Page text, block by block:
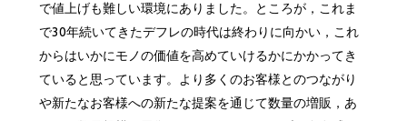
で値上げも難しい環境にありました。ところが，これま
で30年続いてきたデフレの時代は終わりに向かい，これ
からはいかにモノの価値を高めていけるかにかかってき
ていると思っています。より多くのお客様とのつながり
や新たなお客様への新たな提案を通じて数量の増販，あ